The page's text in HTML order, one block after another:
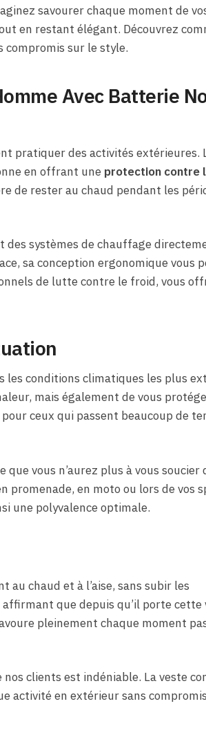
savourer chaque moment de
en restant élégant. Découvrez
sur le style.
Avec Batterie
pratiquer des activités extérieures.
en offrant une protection contre
de rester au chaud pendant les
systèmes de chauffage
sa conception ergonomique vous
de lutte contre le froid, vous
les conditions climatiques les plus
mais également de vous
ceux qui passent beaucoup de
que vous n’aurez plus à vous soucier
promenade, en moto ou lors de vos
une polyvalence optimale.
chaud et à l’aise, sans subir les
que depuis qu’il porte cette
pleinement chaque moment
clients est indéniable. La veste
activité en extérieur sans